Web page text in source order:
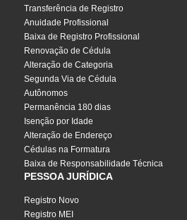
Transferência de Registro
Anuidade Profissional
Baixa de Registro Profissional
Renovação de Cédula
Alteração de Categoria
Segunda Via de Cédula
Autônomos
Permanência 180 dias
Isenção por Idade
Alteração de Endereço
Cédulas na Formatura
Baixa de Responsabilidade Técnica
PESSOA JURÍDICA
Registro Novo
Registro MEI